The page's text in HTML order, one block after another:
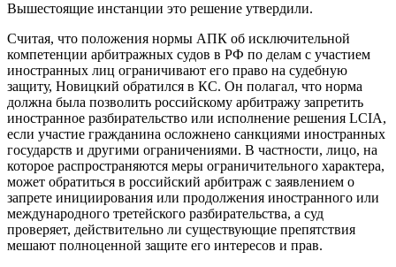
Вышестоящие инстанции это решение утвердили.
Считая, что положения нормы АПК об исключительной
компетенции арбитражных судов в РФ по делам с участием
иностранных лиц ограничивают его право на судебную
защиту, Новицкий обратился в КС. Он полагал, что норма
должна была позволить российскому арбитражу запретить
иностранное разбирательство или исполнение решения LCIA,
если участие гражданина осложнено санкциями иностранных
государств и другими ограничениями. В частности, лицо, на
которое распространяются меры ограничительного характера,
может обратиться в российский арбитраж с заявлением о
запрете инициирования или продолжения иностранного или
международного третейского разбирательства, а суд
проверяет, действительно ли существующие препятствия
мешают полноценной защите его интересов и прав.